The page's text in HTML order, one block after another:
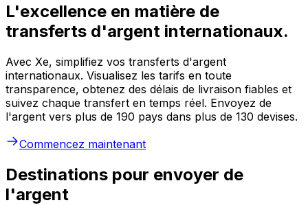
L'excellence en matière de
transferts d'argent internationaux.
Avec Xe, simplifiez vos transferts d'argent
internationaux. Visualisez les tarifs en toute
transparence, obtenez des délais de livraison fiables et
suivez chaque transfert en temps réel. Envoyez de
l'argent vers plus de 190 pays dans plus de 130 devises.
Commencez maintenant
Destinations pour envoyer de
l'argent